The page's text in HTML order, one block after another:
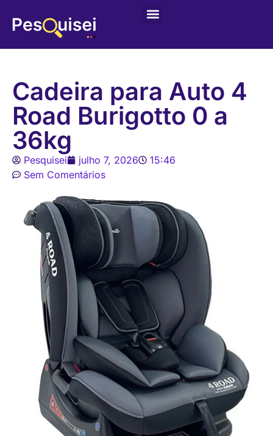
Cadeira para Auto 4
Road Burigotto 0 a
36kg
Pesquisei julho 7, 2026
15:46
Sem Comentários